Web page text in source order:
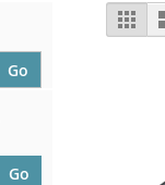
as
Grid